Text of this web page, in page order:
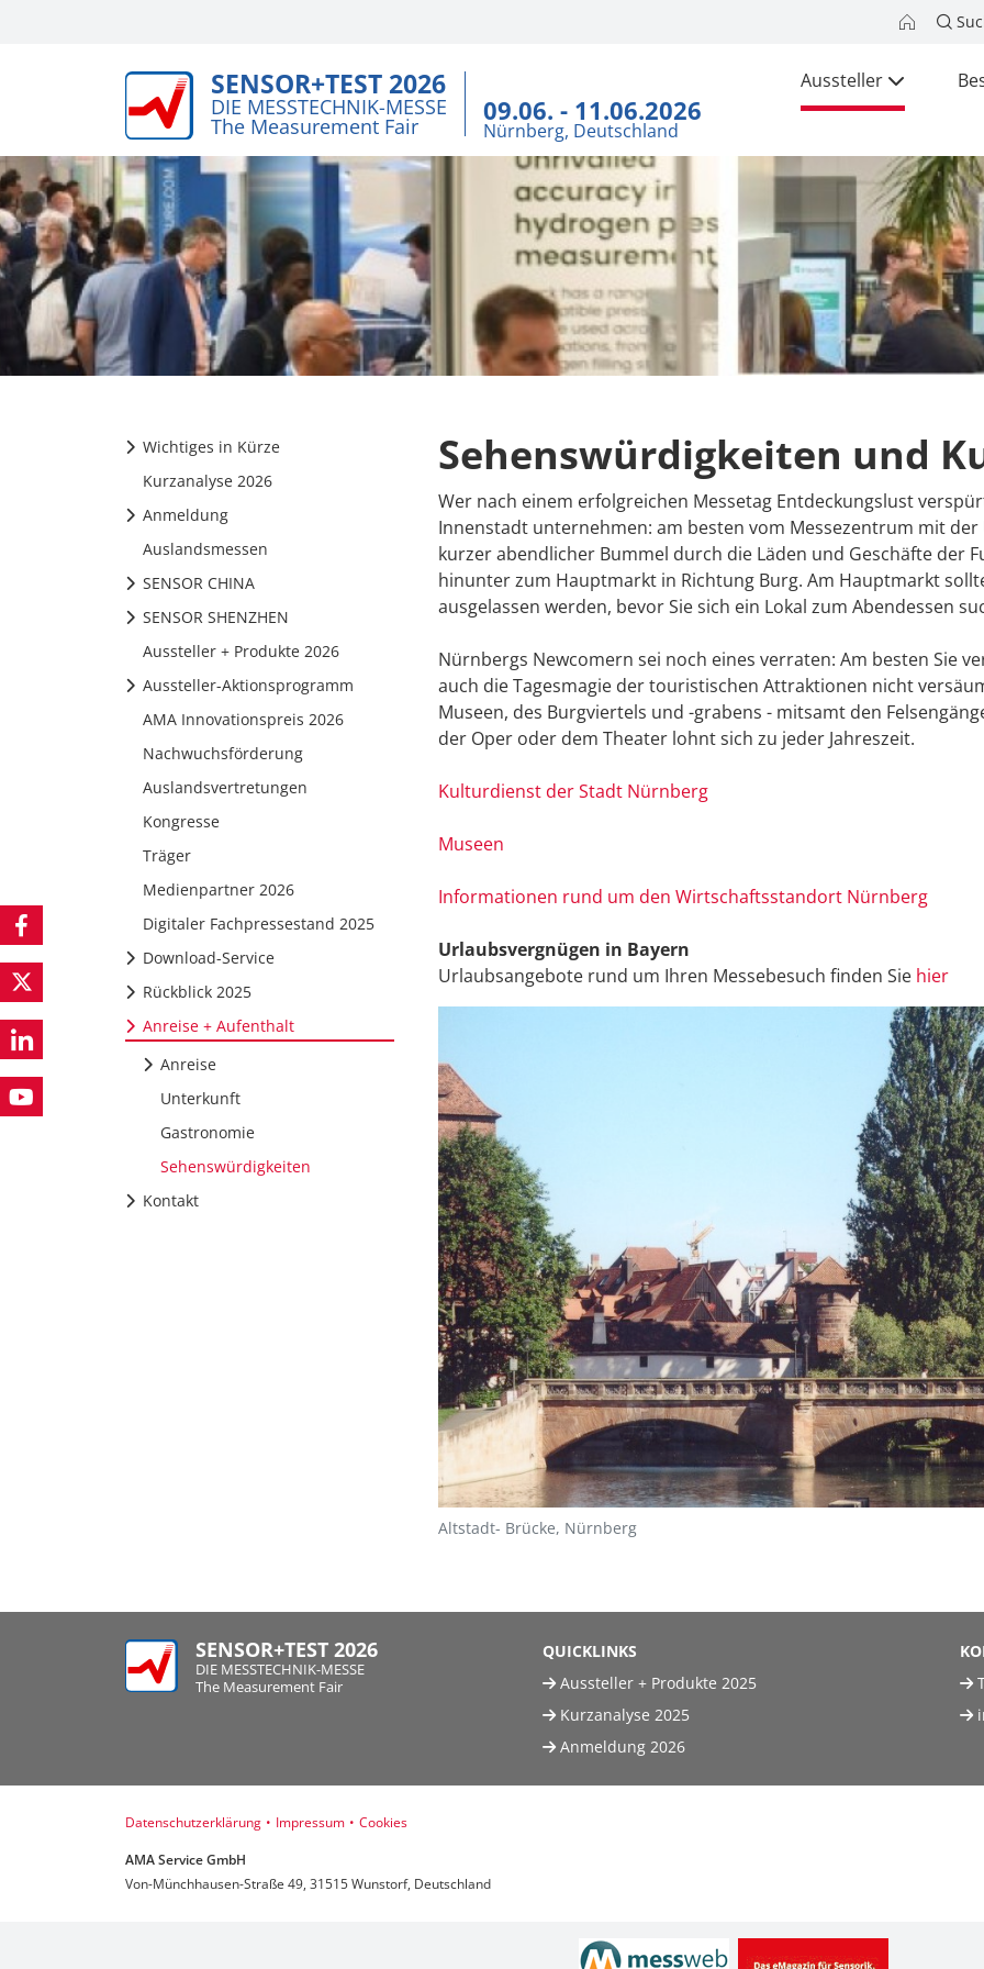
SENSOR+TEST 2026
DIE MESSTECHNIK-MESSE
The Measurement Fair 09.06. - 11.06.2026
Nürnberg, Deutschland
Aussteller
Wichtiges in Kürze
Kurzanalyse 2026
Anmeldung
Auslandsmessen
SENSOR CHINA
SENSOR SHENZHEN
Aussteller + Produkte 2026
Aussteller-Aktionsprogramm
AMA Innovationspreis 2026
Nachwuchsförderung
Auslandsvertretungen
Kongresse
Träger
Medienpartner 2026
Digitaler Fachpressestand 2025
Download-Service
Rückblick 2025
Anreise + Aufenthalt
Anreise
Unterkunft
Gastronomie
Sehenswürdigkeiten
Kontakt
Sehenswürdigkeiten und
Wer nach einem erfolgreichen Messetag Entdeckungslust
Innenstadt unternehmen: am besten vom Messezentrum mit
kurzer abendlicher Bummel durch die Läden und Geschäfte der
hinunter zum Hauptmarkt in Richtung Burg. Am Hauptmarkt
ausgelassen werden, bevor Sie sich ein Lokal zum Abendessen
Nürnbergs Newcomern sei noch eines verraten: Am besten Sie
auch die Tagesmagie der touristischen Attraktionen nicht
Museen, des Burgviertels und -grabens - mitsamt den
der Oper oder dem Theater lohnt sich zu jeder Jahreszeit.
Kulturdienst der Stadt Nürnberg
Museen
Informationen rund um den Wirtschaftsstandort Nürnberg
Urlaubsvergnügen in Bayern
Urlaubsangebote rund um Ihren Messebesuch finden Sie hier
Altstadt- Brücke, Nürnberg
SENSOR+TEST 2026
DIE MESSTECHNIK-MESSE
The Measurement Fair
QUICKLINKS
Aussteller + Produkte 2025
Kurzanalyse 2025
Anmeldung 2026
Datenschutzerklärung • Impressum • Cookies
AMA Service GmbH
Von-Münchhausen-Straße 49, 31515 Wunstorf, Deutschland